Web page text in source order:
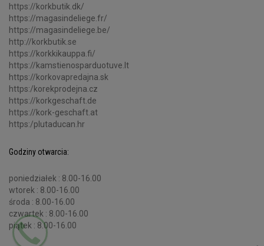
https://korkbutik.dk/
https://magasindeliege.fr/
https://magasindeliege.be/
http://korkbutik.se
https://korkkikauppa.fi/
https://kamstienosparduotuve.lt
https://korkovapredajna.sk
https:/korekprodejna.cz
https://korkgeschaft.de
https://kork-geschaft.at
https:/plutaducan.hr
Godziny otwarcia:
poniedziałek : 8.00-16.00
wtorek : 8.00-16.00
środa : 8.00-16.00
czwartek : 8.00-16.00
piątek : 8.00-16.00